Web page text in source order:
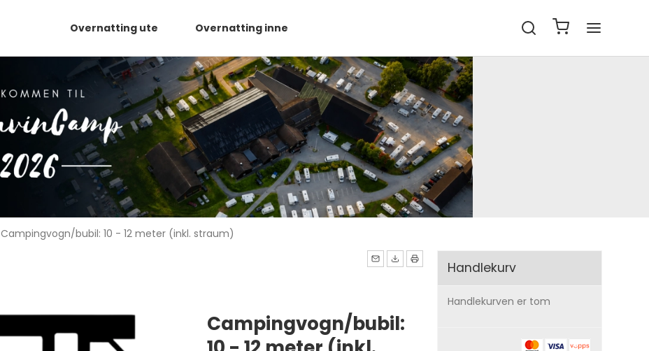
Overnatting ute Overnatting inne
Campingvogn/bubil: 10 - 12 meter (inkl. straum)
Campingvogn/bubil:
Handlekurv
Handlekurven er tom